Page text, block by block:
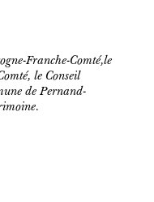
Franche-Comté,le
le Conseil
de Pernand-